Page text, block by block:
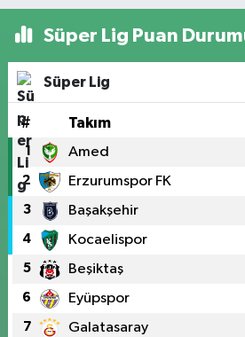
Süper Lig Puan
Süper Lig
# Takım
1 Amed
2 Erzurumspor FK
3 Başakşehir
4 Kocaelispor
5 Beşiktaş
6 Eyüpspor
7 Galatasaray